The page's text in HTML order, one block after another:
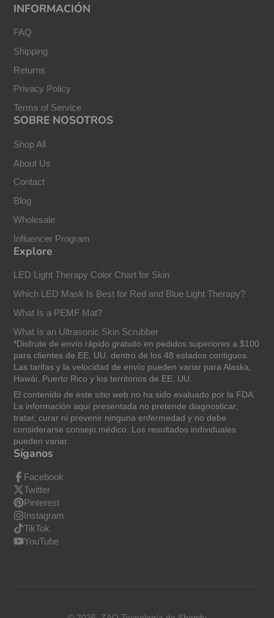
INFORMACIÓN
FAQ
Shipping
Returns
Privacy Policy
Terms of Service
SOBRE NOSOTROS
Shop All
About Us
Contact
Blog
Wholesale
Influencer Program
Explore
LED Light Therapy Color Chart for Skin
Which LED Mask Is Best for Red and Blue Light Therapy?
What Is a PEMF Mat?
What Is an Ultrasonic Skin Scrubber
*Disfrute de envío rápido gratuito en pedidos superiores a $100
para clientes de EE. UU. dentro de los 48 estados contiguos.
Las tarifas y la velocidad de envío pueden variar para Alaska,
Hawái, Puerto Rico y los territorios de EE. UU.
El contenido de este sitio web no ha sido evaluado por la FDA.
La información aquí presentada no pretende diagnosticar,
tratar, curar ni prevenir ninguna enfermedad y no debe
considerarse consejo médico. Los resultados individuales
pueden variar.
Síganos
Facebook
Twitter
Pinterest
Instagram
TikTok
YouTube